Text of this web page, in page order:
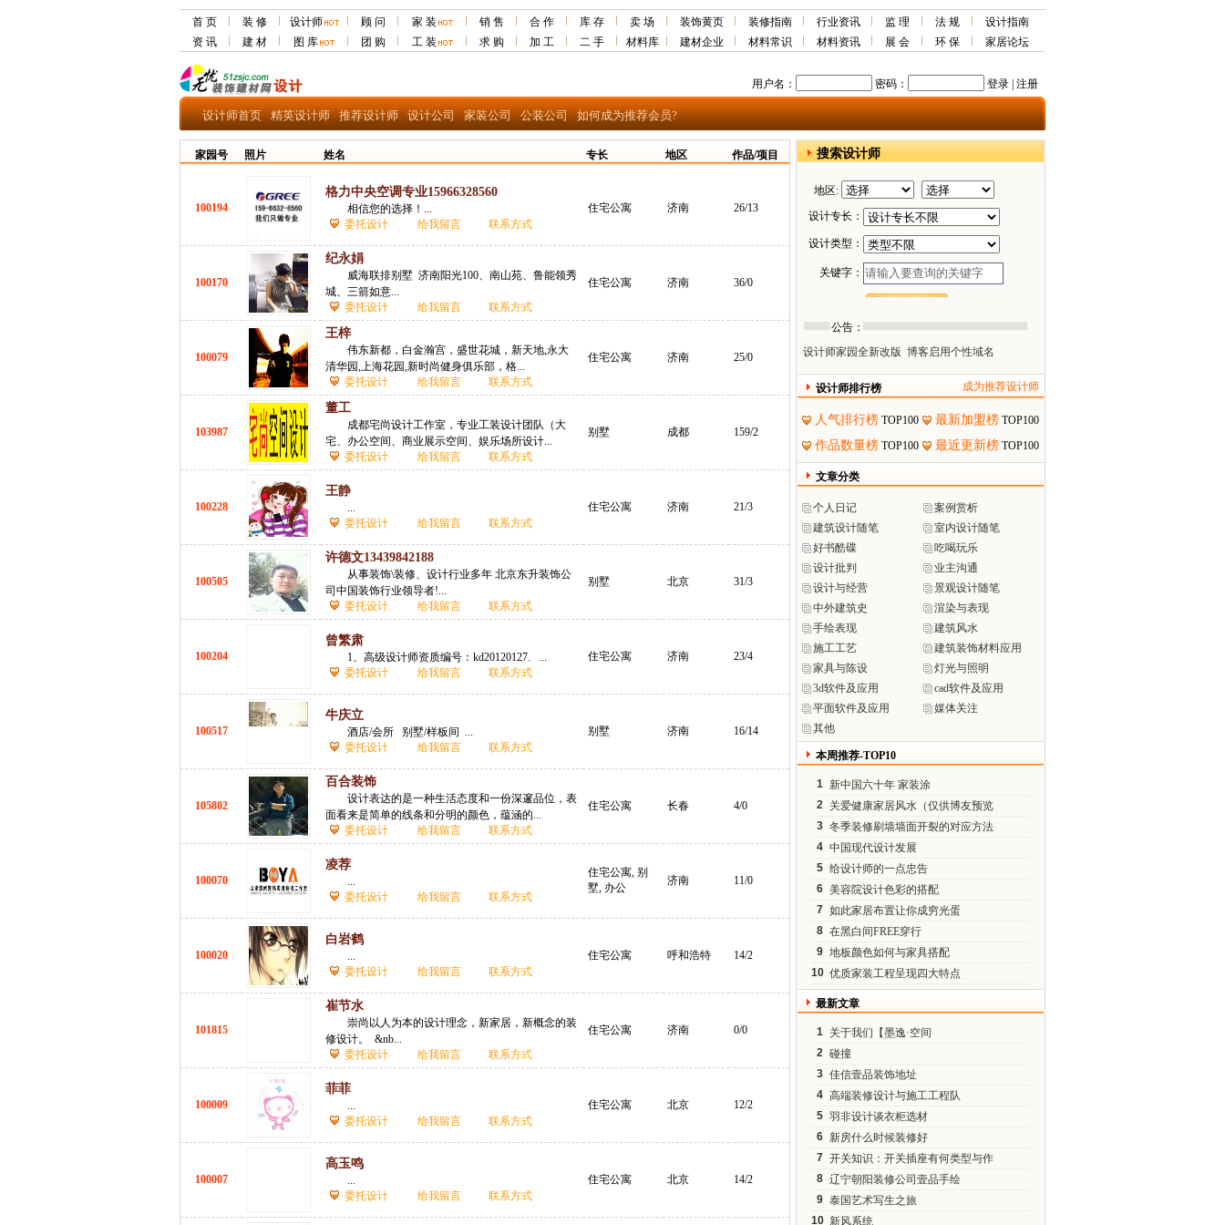
首 页 装 修 设计师 顾 问 家 装 销 售 合 作 库 存 卖 场 装饰黄页 装修指南 行业资讯 监 理 法 规
设计指南
资 讯
建 材 图 库 团 购 工 装 求 购 加 工 二 手 材料库 建材企业 材料常识 材料资讯 展 会 环 保 家居论坛
用户名： 密码： 登录 | 注册
设计师首页 精英设计师 推荐设计师 设计公司 家装公司 公装公司 如何成为推荐会员?
家园号 照片 姓名 专长 地区 作品/项目
100194
格力中央空调专业15966328560
相信您的选择！...
委托设计
给我留言 联系方式
住宅公寓 济南 26/13
100170
纪永娟
威海联排别墅 济南阳光100、南山苑、鲁能领秀
城、三箭如意...
委托设计
给我留言 联系方式
住宅公寓 济南 36/0
100079
王梓
伟东新都，白金瀚宫，盛世花城，新天地,永大
清华园,上海花园,新时尚健身俱乐部，格...
委托设计
给我留言 联系方式
住宅公寓 济南 25/0
103987
董工
成都宅尚设计工作室，专业工装设计团队（大
宅、办公空间、商业展示空间、娱乐场所设计...
委托设计
给我留言 联系方式
别墅 成都 159/2
100228
王静
...
委托设计
给我留言 联系方式
住宅公寓 济南 21/3
100505
许德文13439842188
从事装饰\装修、设计行业多年 北京东升装饰公
司中国装饰行业领导者!...
委托设计
给我留言 联系方式
别墅 北京 31/3
100204
曾繁肃
1、高级设计师资质编号：kd20120127. ...
委托设计
给我留言 联系方式
住宅公寓 济南 23/4
100517
牛庆立
酒店/会所 别墅/样板间 ...
委托设计
给我留言 联系方式
别墅 济南 16/14
105802
百合装饰
设计表达的是一种生活态度和一份深邃品位，表
面看来是简单的线条和分明的颜色，蕴涵的...
委托设计
给我留言 联系方式
住宅公寓 长春 4/0
100070
凌荐
...
委托设计
给我留言 联系方式
住宅公寓, 别
墅, 办公
济南 11/0
100020
白岩鹤
...
委托设计
给我留言 联系方式
住宅公寓 呼和浩特 14/2
101815
崔节水
崇尚以人为本的设计理念，新家居，新概念的装
修设计。 &nb...
委托设计
给我留言 联系方式
住宅公寓 济南 0/0
100009
菲菲
...
委托设计
给我留言 联系方式
住宅公寓 北京 12/2
100007
高玉鸣
...
委托设计
给我留言 联系方式
住宅公寓 北京 14/2
搜索设计师
地区:
设计专长：
设计类型：
关键字：
公告：
设计师家园全新改版 博客启用个性域名
设计师排行榜 成为推荐设计师
人气排行榜 TOP100 最新加盟榜 TOP100
作品数量榜 TOP100 最近更新榜 TOP100
文章分类
个人日记
案例赏析
建筑设计随笔
室内设计随笔
好书酷碟
吃喝玩乐
设计批判
业主沟通
设计与经营
景观设计随笔
中外建筑史
渲染与表现
手绘表现
建筑风水
施工工艺
建筑装饰材料应用
家具与陈设
灯光与照明
3d软件及应用
cad软件及应用
平面软件及应用
媒体关注
其他
本周推荐-TOP10
1 新中国六十年 家装涂
2 关爱健康家居风水（仅供博友预览
3 冬季装修刷墙墙面开裂的对应方法
4 中国现代设计发展
5 给设计师的一点忠告
6 美容院设计色彩的搭配
7 如此家居布置让你成穷光蛋
8 在黑白间FREE穿行
9 地板颜色如何与家具搭配
10 优质家装工程呈现四大特点
最新文章
1 关于我们【墨逸·空间
2 碰撞
3 佳信壹品装饰地址
4 高端装修设计与施工工程队
5 羽非设计谈衣柜选材
6 新房什么时候装修好
7 开关知识：开关插座有何类型与作
8 辽宁朝阳装修公司壹品手绘
9 泰国艺术写生之旅
10 新风系统